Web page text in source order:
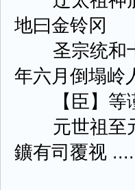
地曰金铃冈
圣宗统和十
年六月倒塌岭
【臣】等谨
元世祖至元
鑛有司覆视